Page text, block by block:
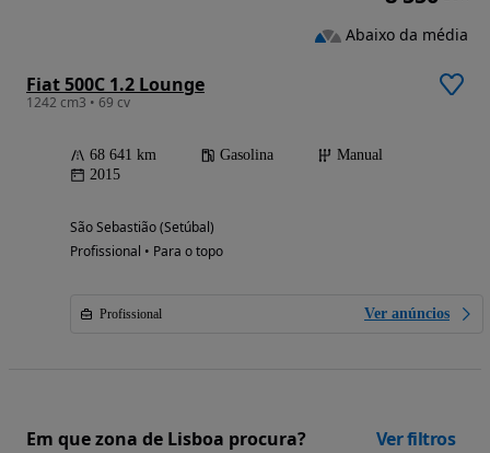
Fiat 500C 1.2 Lounge
1242 cm3 • 69 cv
68 641 km Gasolina
Manual
2015
São Sebastião (Setúbal)
Profissional • Para o topo
Profissional Ver anúncios
Abaixo da média
Em que zona de Lisboa procura? Ver filtros